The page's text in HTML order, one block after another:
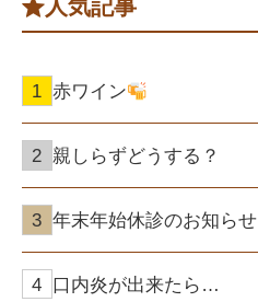
人気記事
赤ワイン
親しらずどうする？
年末年始休診のお知らせ
口内炎が出来たら…